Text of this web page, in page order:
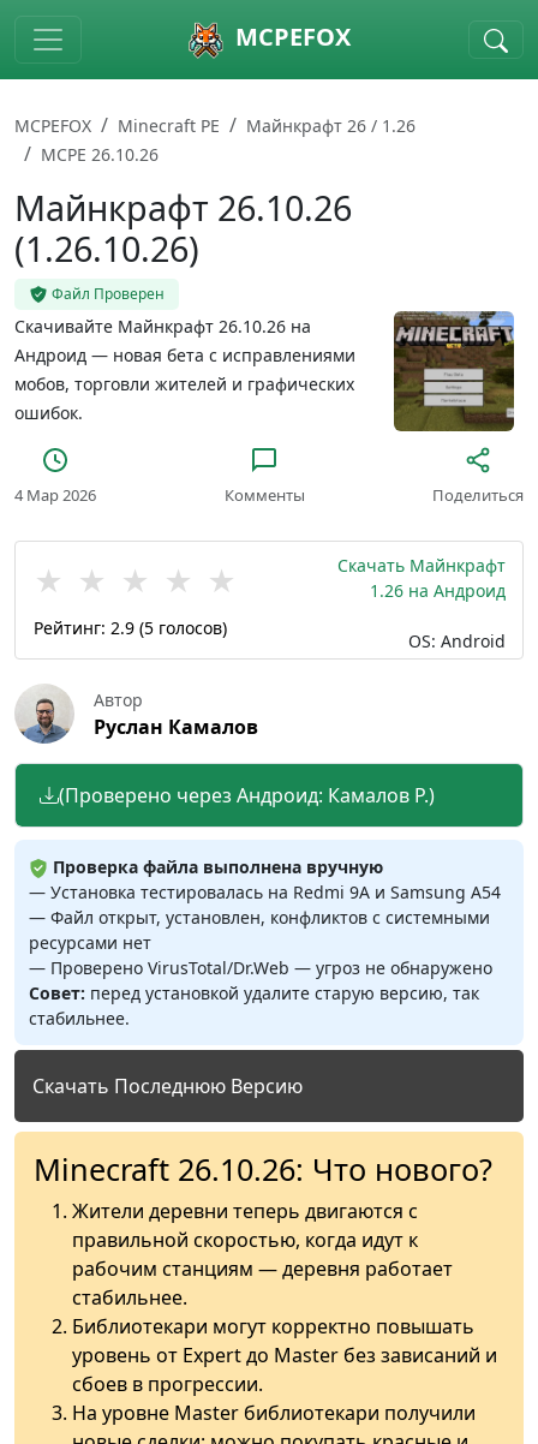
Skip to main content MCPEFOX
MCPEFOX Minecraft PE
Майнкрафт 26 / 1.26
MCPE 26.10.26
Майнкрафт 26.10.26
(1.26.10.26)
Файл Проверен
Скачивайте Майнкрафт 26.10.26 на
Андроид — новая бета с исправлениями
мобов, торговли жителей и графических
ошибок.
4 Мар 2026 Комменты Поделиться
★ ★ ★ ★ ★
Рейтинг: 2.9 (5 голосов)
Скачать Майнкрафт
1.26 на Андроид
OS: Android
Автор
Руслан Камалов
(Проверено через Андроид: Камалов Р.)
Проверка файла выполнена вручную
— Установка тестировалась на Redmi 9A и Samsung A54
— Файл открыт, установлен, конфликтов с системными
ресурсами нет
— Проверено VirusTotal/Dr.Web — угроз не обнаружено
Совет: перед установкой удалите старую версию, так
стабильнее.
Скачать Последнюю Версию
Minecraft 26.10.26: Что нового?
Жители деревни теперь двигаются с
правильной скоростью, когда идут к
рабочим станциям — деревня работает
стабильнее.
Библиотекари могут корректно повышать
уровень от Expert до Master без зависаний и
сбоев в прогрессии.
На уровне Master библиотекари получили